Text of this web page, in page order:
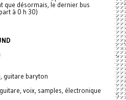
que désormais, le dernier bus
à 0 h 30)
guitare baryton
voix, samples, électronique